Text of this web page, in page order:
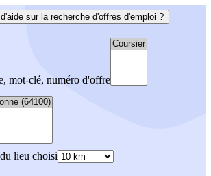
sur la recherche d'offres d'emploi ?
mot-clé, numéro d'offre
lieu choisi